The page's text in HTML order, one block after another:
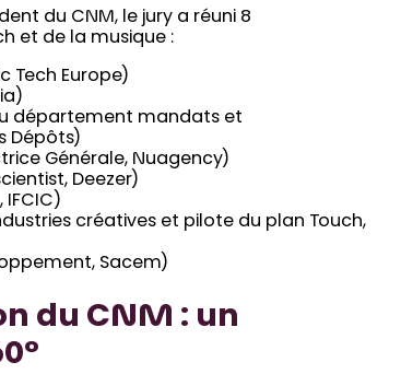
du CNM, le jury a réuni 8
et de la musique :
Tech Europe)
département mandats et
Dépôts)
Générale, Nuagency)
Deezer)
créatives et pilote du plan Touch,
Sacem)
du CNM : un